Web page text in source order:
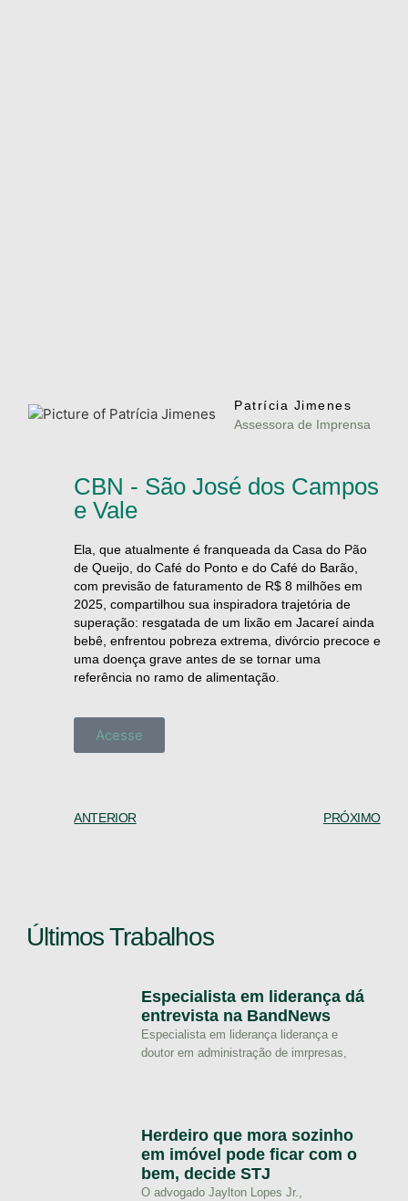
Patrícia Jimenes
Assessora de Imprensa
CBN - São José dos Campos
e Vale
Ela, que atualmente é franqueada da Casa do Pão
de Queijo, do Café do Ponto e do Café do Barão,
com previsão de faturamento de R$ 8 milhões em
2025, compartilhou sua inspiradora trajetória de
superação: resgatada de um lixão em Jacareí ainda
bebê, enfrentou pobreza extrema, divórcio precoce e
uma doença grave antes de se tornar uma
referência no ramo de alimentação.
Acesse
ANTERIOR PRÓXIMO
Últimos Trabalhos
Especialista em liderança dá
entrevista na BandNews
Especialista em liderança liderança e
doutor em administração de imrpresas,
Herdeiro que mora sozinho
em imóvel pode ficar com o
bem, decide STJ
O advogado Jaylton Lopes Jr.,